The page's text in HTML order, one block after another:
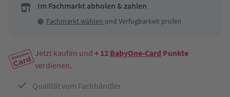
Im Fachmarkt abholen & zahlen
Fachmarkt wählen und Verfügbarkeit prüfen
Jetzt kaufen und + 12 BabyOne-Card Punkte
verdienen.
Qualität vom Fachhändler